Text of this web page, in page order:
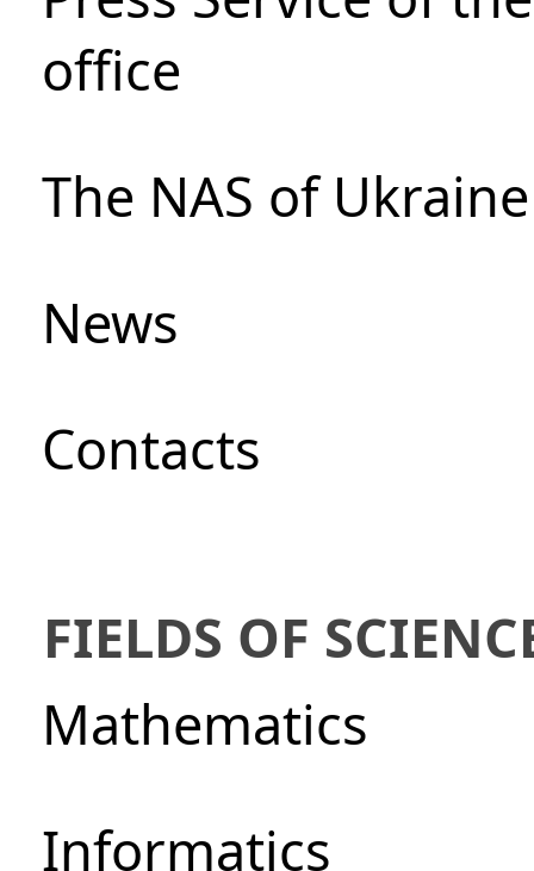
office
The NAS of
News
Сontacts
FIELDS OF
Mathematics
Informatics